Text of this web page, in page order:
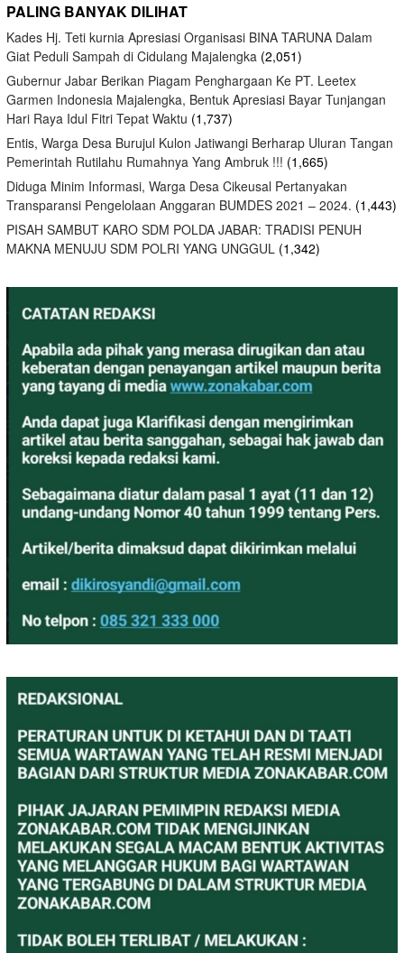
PALING BANYAK DILIHAT
Kades Hj. Teti kurnia Apresiasi Organisasi BINA TARUNA Dalam
Giat Peduli Sampah di Cidulang Majalengka (2,051)
Gubernur Jabar Berikan Piagam Penghargaan Ke PT. Leetex
Garmen Indonesia Majalengka, Bentuk Apresiasi Bayar Tunjangan
Hari Raya Idul Fitri Tepat Waktu (1,737)
Entis, Warga Desa Burujul Kulon Jatiwangi Berharap Uluran Tangan
Pemerintah Rutilahu Rumahnya Yang Ambruk !!! (1,665)
Diduga Minim Informasi, Warga Desa Cikeusal Pertanyakan
Transparansi Pengelolaan Anggaran BUMDES 2021 – 2024. (1,443)
PISAH SAMBUT KARO SDM POLDA JABAR: TRADISI PENUH
MAKNA MENUJU SDM POLRI YANG UNGGUL (1,342)